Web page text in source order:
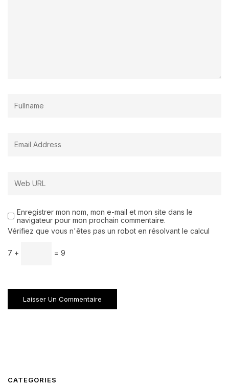
Enregistrer mon nom, mon e-mail et mon site dans le
navigateur pour mon prochain commentaire.
Vérifiez que vous n'êtes pas un robot en résolvant le calcul
7 + = 9
CATEGORIES